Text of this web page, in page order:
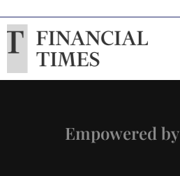
Empowered by